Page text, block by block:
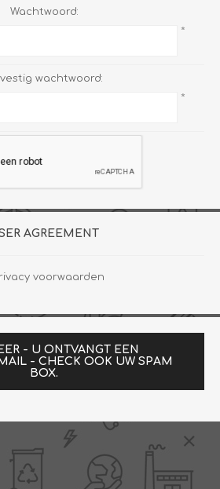
Wachtwoord:
*
wachtwoord:
*
AGREEMENT
voorwaarden
- U ONTVANGT EEN
- CHECK OOK UW SPAM
BOX.